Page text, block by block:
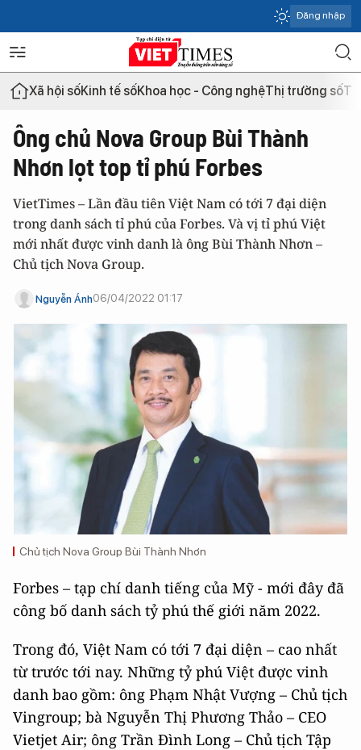
Đăng nhập
Xã hội sốKinh tế sốKhoa học - Công nghệThị trường số
Ông chủ Nova Group Bùi Thành
Nhơn lọt top tỉ phú Forbes
VietTimes – Lần đầu tiên Việt Nam có tới 7 đại diện
trong danh sách tỉ phú của Forbes. Và vị tỉ phú Việt
mới nhất được vinh danh là ông Bùi Thành Nhơn –
Chủ tịch Nova Group.
Nguyễn Ánh06/04/2022 01:17
Chủ tịch Nova Group Bùi Thành Nhơn
Forbes – tạp chí danh tiếng của Mỹ - mới đây đã
công bố danh sách tỷ phú thế giới năm 2022.
Trong đó, Việt Nam có tới 7 đại diện – cao nhất
từ trước tới nay. Những tỷ phú Việt được vinh
danh bao gồm: ông Phạm Nhật Vượng – Chủ tịch
Vingroup; bà Nguyễn Thị Phương Thảo – CEO
Vietjet Air; ông Trần Đình Long – Chủ tịch Tập